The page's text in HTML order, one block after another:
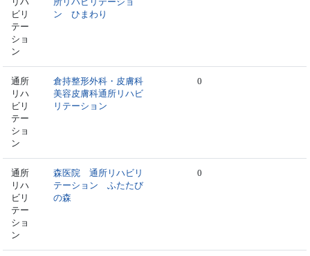
ビリ
テー
ショ
ン
ン ひまわり
通所
リハ
ビリ
テー
ショ
ン
倉持整形外科・皮膚科
美容皮膚科通所リハビ
リテーション
0
通所
リハ
ビリ
テー
ショ
ン
森医院 通所リハビリ
テーション ふたたび
の森
0